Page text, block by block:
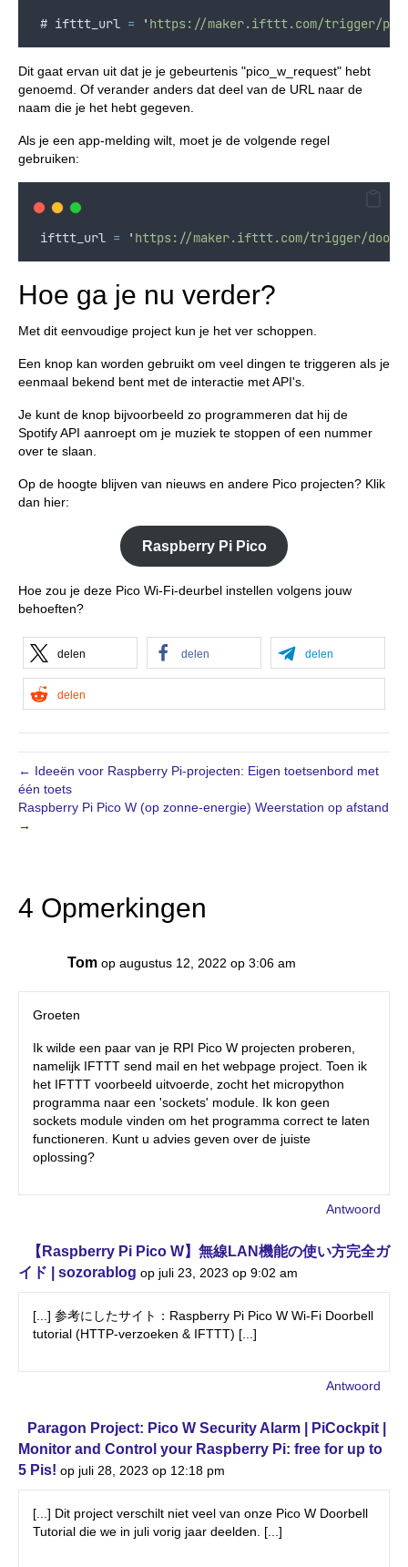
# ifttt_url = ' https://maker.ifttt.com/trigger/
Dit gaat ervan uit dat je je gebeurtenis "pico_w_request" hebt
genoemd. Of verander anders dat deel van de URL naar de
naam die je het hebt gegeven.
Als je een app-melding wilt, moet je de volgende regel
gebruiken:
ifttt_url = ' https://maker.ifttt.com/trigger/
Hoe ga je nu verder?
Met dit eenvoudige project kun je het ver schoppen.
Een knop kan worden gebruikt om veel dingen te triggeren als je
eenmaal bekend bent met de interactie met API's.
Je kunt de knop bijvoorbeeld zo programmeren dat hij de
Spotify API aanroept om je muziek te stoppen of een nummer
over te slaan.
Op de hoogte blijven van nieuws en andere Pico projecten? Klik
dan hier:
Raspberry Pi Pico
Hoe zou je deze Pico Wi-Fi-deurbel instellen volgens jouw
behoeften?
delen delen delen
delen
← Ideeën voor Raspberry Pi-projecten: Eigen toetsenbord met
één toets
Raspberry Pi Pico W (op zonne-energie) Weerstation op afstand
→
4 Opmerkingen
Tom op augustus 12, 2022 op 3:06 am
Groeten
Ik wilde een paar van je RPI Pico W projecten proberen,
namelijk IFTTT send mail en het webpage project. Toen ik
het IFTTT voorbeeld uitvoerde, zocht het micropython
programma naar een 'sockets' module. Ik kon geen
sockets module vinden om het programma correct te laten
functioneren. Kunt u advies geven over de juiste
oplossing?
Antwoord
【Raspberry Pi Pico W】無線LAN機能の使い方完全ガ
イド | sozorablog op juli 23, 2023 op 9:02 am
[...] 参考にしたサイト：Raspberry Pi Pico W Wi-Fi Doorbell
tutorial (HTTP-verzoeken & IFTTT) [...]
Antwoord
Paragon Project: Pico W Security Alarm | PiCockpit |
Monitor and Control your Raspberry Pi: free for up to
5 Pis! op juli 28, 2023 op 12:18 pm
[...] Dit project verschilt niet veel van onze Pico W Doorbell
Tutorial die we in juli vorig jaar deelden. [...]